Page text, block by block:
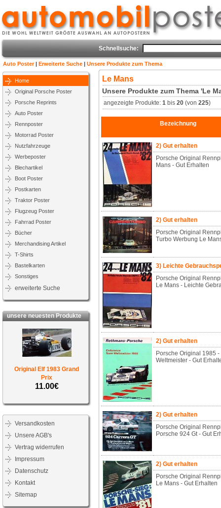
Schnellsuche:
Auto Poster| Erweiterte Suche | Unsere Produkte zum Thema
Home
Original Porsche Poster
Porsche Reprints
Auto Poster
Rennposter
Motorrad Poster
Nutzfahrzeuge
Werbeposter
Blechartikel
Boot Poster
Postkarten
Traktor Poster
Flugzeug Poster
Fahrrad Poster
Bücher
Merchandising Artikel
T-Shirts
Bastelkarten
Sonstiges
erweiterte Suche
unsere neuesten Produkte
Original Elf 1983 Grand
Prix
11.00€
Versandkosten
Unsere AGB's
Vertrag widerrufen
Impressum
Datenschutz
Kontakt
Sitemap
Le Mans
Unsere Produkte zum Thema 'Le
angezeigte Produkte:1 bis20 (von225)
Bezeichnung
2) Gut erhalten
Porsche Original
Mans - Gut Erhalten
2) Gut erhalten
Porsche Original
Turbo Werbung Le
3) Leichte
Porsche Original
Le Mans - Leichte
2) Gut erhalten
Porsche Original 1985
Weltmeister - Gut
2) Gut erhalten
Porsche Original
Porsche 924 Gt - Gut
2) Gut erhalten
Porsche Original
Le Mans - Gut Erhalten